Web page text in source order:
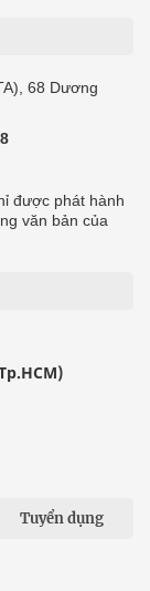
68 Dương
được phát hành
văn bản của
Tuyển dụng